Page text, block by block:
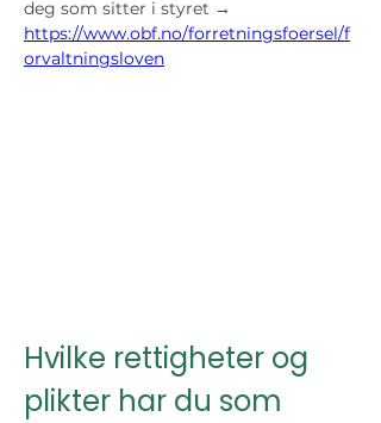
deg som sitter i styret →
https://www.obf.no/forretningsfoersel/f
orvaltningsloven
Hvilke rettigheter og
plikter har du som